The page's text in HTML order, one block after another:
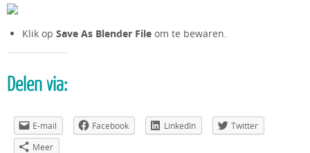
Klik opSave As Blender File om te bewaren.
Delen via:
E-mail Facebook LinkedIn
Twitter
Meer